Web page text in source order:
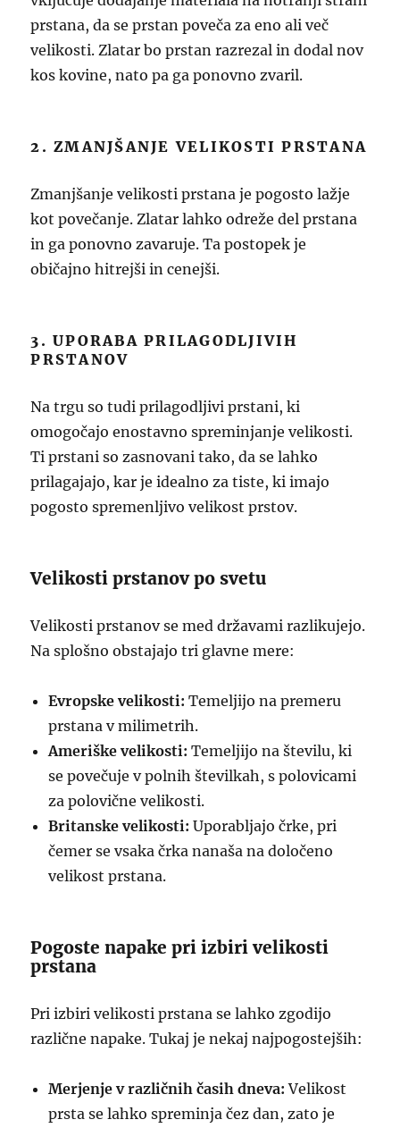
prstana, da se prstan poveča za eno ali več
velikosti. Zlatar bo prstan razrezal in dodal nov
kos kovine, nato pa ga ponovno zvaril.
2. ZMANJŠANJE VELIKOSTI PRSTANA
Zmanjšanje velikosti prstana je pogosto lažje
kot povečanje. Zlatar lahko odreže del prstana
in ga ponovno zavaruje. Ta postopek je
običajno hitrejši in cenejši.
3. UPORABA PRILAGODLJIVIH
PRSTANOV
Na trgu so tudi prilagodljivi prstani, ki
omogočajo enostavno spreminjanje velikosti.
Ti prstani so zasnovani tako, da se lahko
prilagajajo, kar je idealno za tiste, ki imajo
pogosto spremenljivo velikost prstov.
Velikosti prstanov po svetu
Velikosti prstanov se med državami razlikujejo.
Na splošno obstajajo tri glavne mere:
Evropske velikosti: Temeljijo na premeru
prstana v milimetrih.
Ameriške velikosti: Temeljijo na številu, ki
se povečuje v polnih številkah, s polovicami
za polovične velikosti.
Britanske velikosti: Uporabljajo črke, pri
čemer se vsaka črka nanaša na določeno
velikost prstana.
Pogoste napake pri izbiri velikosti
prstana
Pri izbiri velikosti prstana se lahko zgodijo
različne napake. Tukaj je nekaj najpogostejših:
Merjenje v različnih časih dneva: Velikost
prsta se lahko spreminja čez dan, zato je